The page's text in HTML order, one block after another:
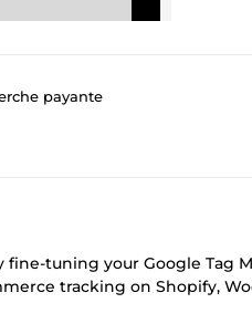
payante
tuning your Google Tag
tracking on Shopify,